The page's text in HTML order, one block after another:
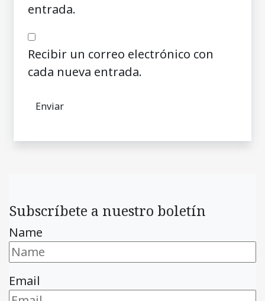
entrada.
Recibir un correo electrónico con
cada nueva entrada.
Subscríbete a nuestro boletín
Name
Email